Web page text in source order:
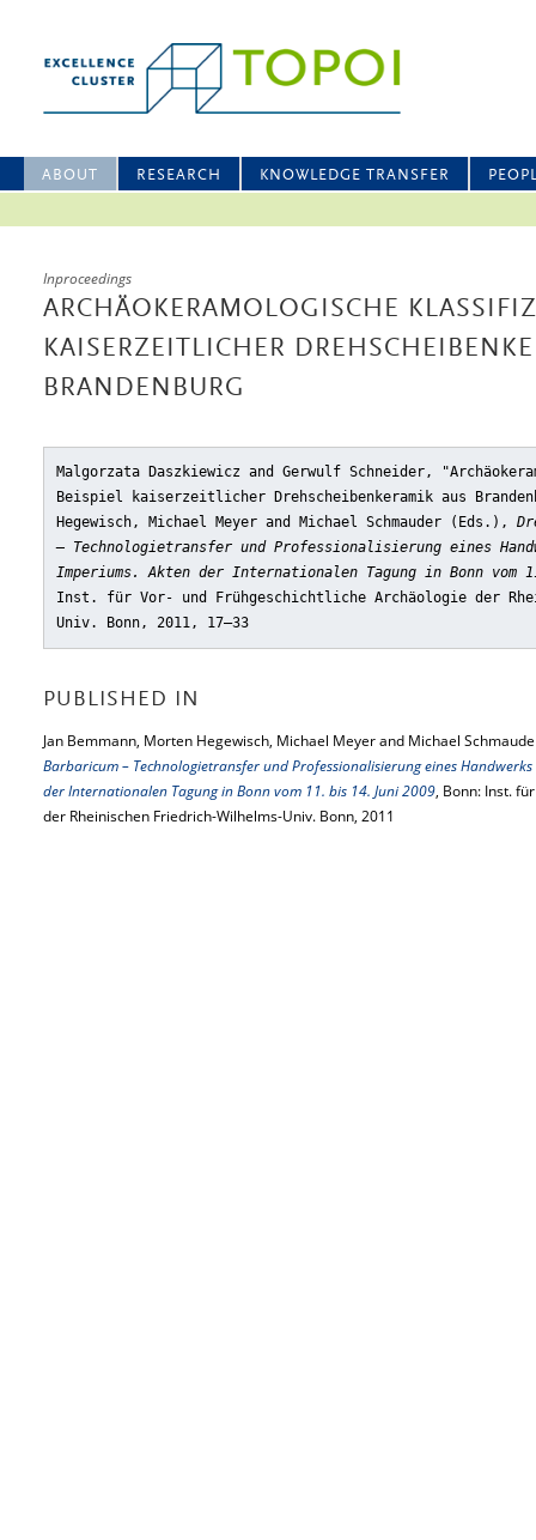
ABOUT RESEARCH KNOWLEDGE TRANSFER
Inproceedings
ARCHÄOKERAMOLOGISCHE
KAISERZEITLICHER
BRANDENBURG
Malgorzata Daszkiewicz and Gerwulf Schneider,
Beispiel kaiserzeitlicher Drehscheibenkeramik aus
Hegewisch, Michael Meyer and Michael Schmauder (Eds.),
– Technologietransfer und Professionalisierung eines
Imperiums. Akten der Internationalen Tagung in Bonn vom
Inst. für Vor- und Frühgeschichtliche Archäologie der
Univ. Bonn, 2011, 17–33
PUBLISHED IN
Jan Bemmann, Morten Hegewisch, Michael Meyer and Michael
Barbaricum – Technologietransfer und Professionalisierung eines
der Internationalen Tagung in Bonn vom 11. bis 14. Juni 2009, Bonn: Inst.
der Rheinischen Friedrich-Wilhelms-Univ. Bonn, 2011